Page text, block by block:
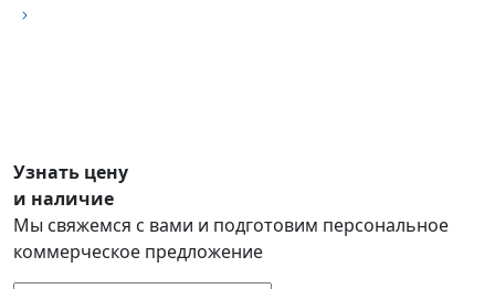
Узнать цену
и наличие
Мы свяжемся с вами и подготовим персональное
коммерческое предложение